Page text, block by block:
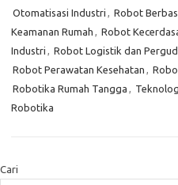
Otomatisasi Industri , Robot
Keamanan Rumah , Robot
Industri , Robot Logistik dan
Robot Perawatan Kesehatan ,
Robotika Rumah Tangga ,
Robotika
Cari